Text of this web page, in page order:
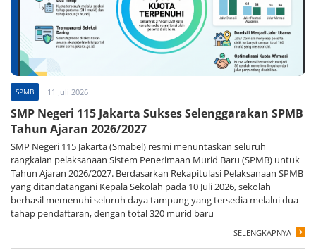
SPMB 11 Juli 2026
SMP Negeri 115 Jakarta Sukses Selenggarakan SPMB
Tahun Ajaran 2026/2027
SMP Negeri 115 Jakarta (Smabel) resmi menuntaskan seluruh
rangkaian pelaksanaan Sistem Penerimaan Murid Baru (SPMB) untuk
Tahun Ajaran 2026/2027. Berdasarkan Rekapitulasi Pelaksanaan SPMB
yang ditandatangani Kepala Sekolah pada 10 Juli 2026, sekolah
berhasil memenuhi seluruh daya tampung yang tersedia melalui dua
tahap pendaftaran, dengan total 320 murid baru
SELENGKAPNYA